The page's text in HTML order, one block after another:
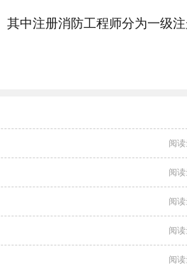
其中注册消防工程师分为一级
阅
阅
阅
阅
阅